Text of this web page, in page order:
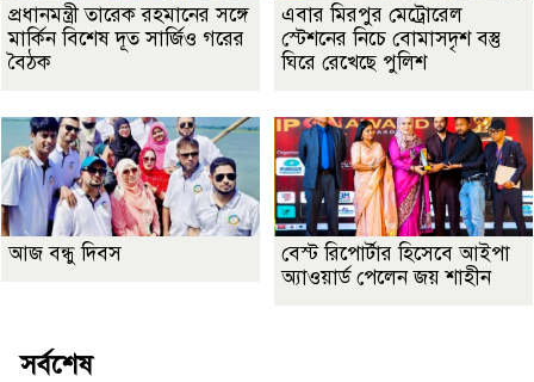
প্রধানমন্ত্রী তারেক রহমানের সঙ্গে
মার্কিন বিশেষ দূত সার্জিও গরের
বৈঠক
এবার মিরপুর মেট্রোরেল
স্টেশনের নিচে বোমাসদৃশ বস্তু
ঘিরে রেখেছে পুলিশ
আজ বন্ধু দিবস
বেস্ট রিপোর্টার হিসেবে আইপা
অ্যাওয়ার্ড পেলেন জয় শাহীন
সর্বশেষ